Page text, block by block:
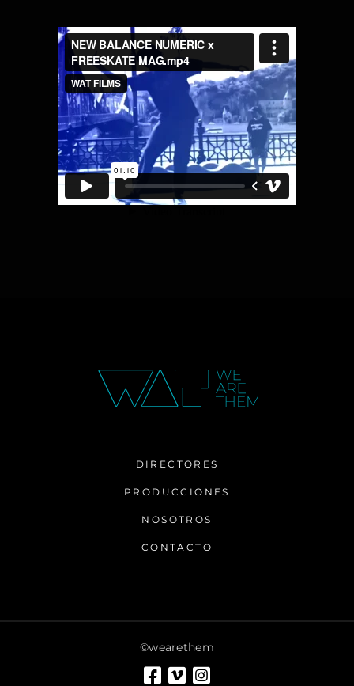
DIRECTORES
PRODUCCIONES
NOSOTROS
CONTACTO
©wearethem